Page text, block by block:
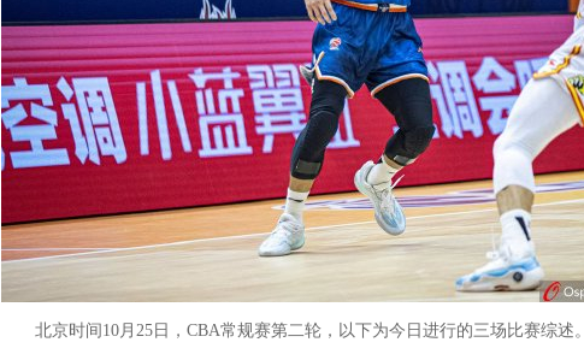
北京时间10月25日，CBA常规赛第二轮，以下为今日进行的三场比赛综述。